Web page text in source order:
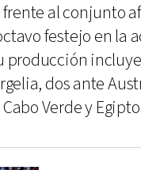
frente al conjunto
festejo en la
producción
dos ante
Verde y